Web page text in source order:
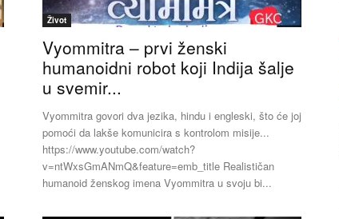
Život
Vyommitra – prvi ženski
humanoidni robot koji Indija šalje
u svemir...
Vyommitra govori dva jezika, hindu i engleski, što će joj
pomoći da lakše komunicira s kontrolom misije...
https://www.youtube.com/watch?
v=ntWxsGmANmQ&feature=emb_title Realističan
humanoid ženskog imena Vyommitra u svoju bi...